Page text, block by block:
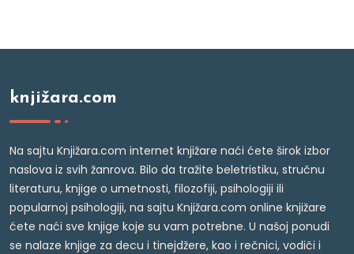
knjižara.com
Na sajtu Knjižara.com internet knjižare naći ćete širok izbor
naslova iz svih žanrova. Bilo da tražite beletristiku, stručnu
literaturu, knjige o umetnosti, filozofiji, psihologiji ili
popularnoj psihologiji, na sajtu Knjižara.com online knjižare
ćete naći sve knjige koje su vam potrebne. U našoj ponudi
se nalaze knjige za decu i tinejdžere, kao i rečnici, vodiči i